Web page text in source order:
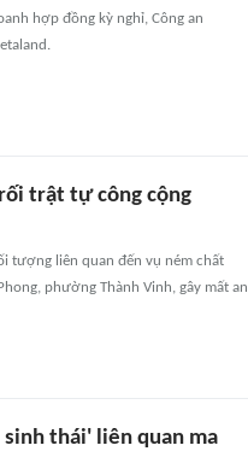
hợp đồng kỳ nghỉ, Công an
trật tự công cộng
tượng liên quan đến vụ ném chất
phường Thành Vinh, gây mất an
thái' liên quan ma